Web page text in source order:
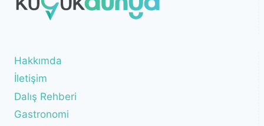
Hakkımda
İletişim
Dalış Rehberi
Gastronomi